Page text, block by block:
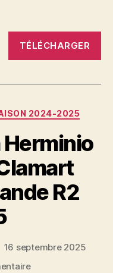
TÉLÉCHARGER
2024-2025
R2
16 septembre 2025
sur